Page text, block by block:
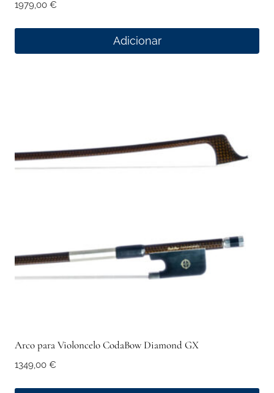
1979,00 €
Adicionar
Arco para Violoncelo CodaBow Diamond GX
1349,00 €